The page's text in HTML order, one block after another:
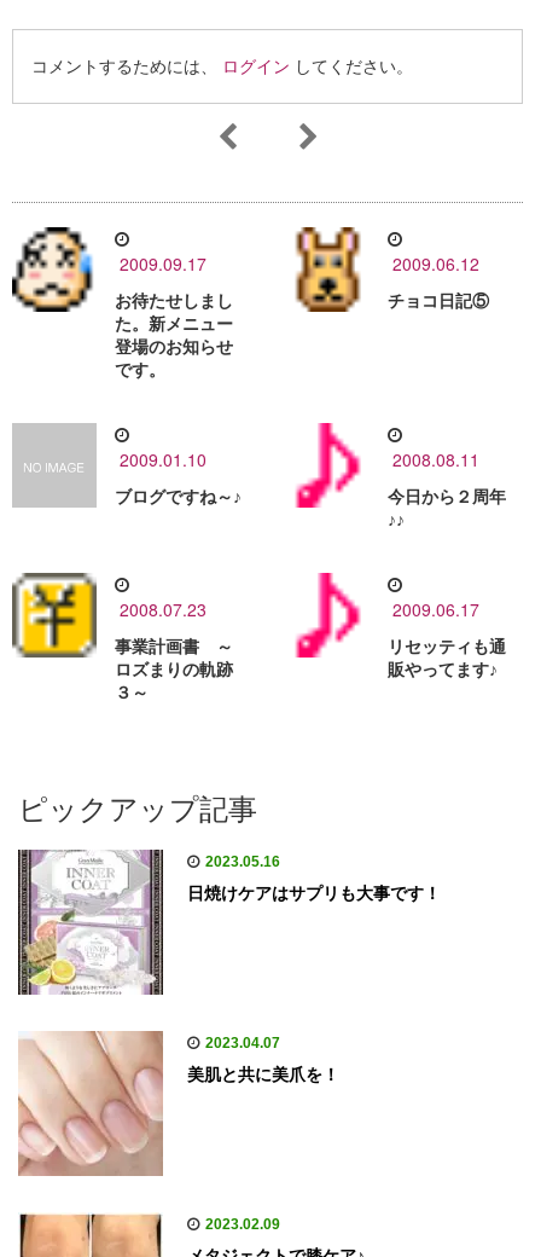
コメントするためには、 ログイン してください。
2009.09.17
お待たせしまし
た。新メニュー
登場のお知らせ
です。
2009.06.12
チョコ日記⑤
2009.01.10
ブログですね～♪
2008.08.11
今日から２周年
♪♪
2008.07.23
事業計画書 ～
ロズまりの軌跡
３～
2009.06.17
リセッティも通
販やってます♪
ピックアップ記事
2023.05.16
日焼けケアはサプリも大事です！
2023.04.07
美肌と共に美爪を！
2023.02.09